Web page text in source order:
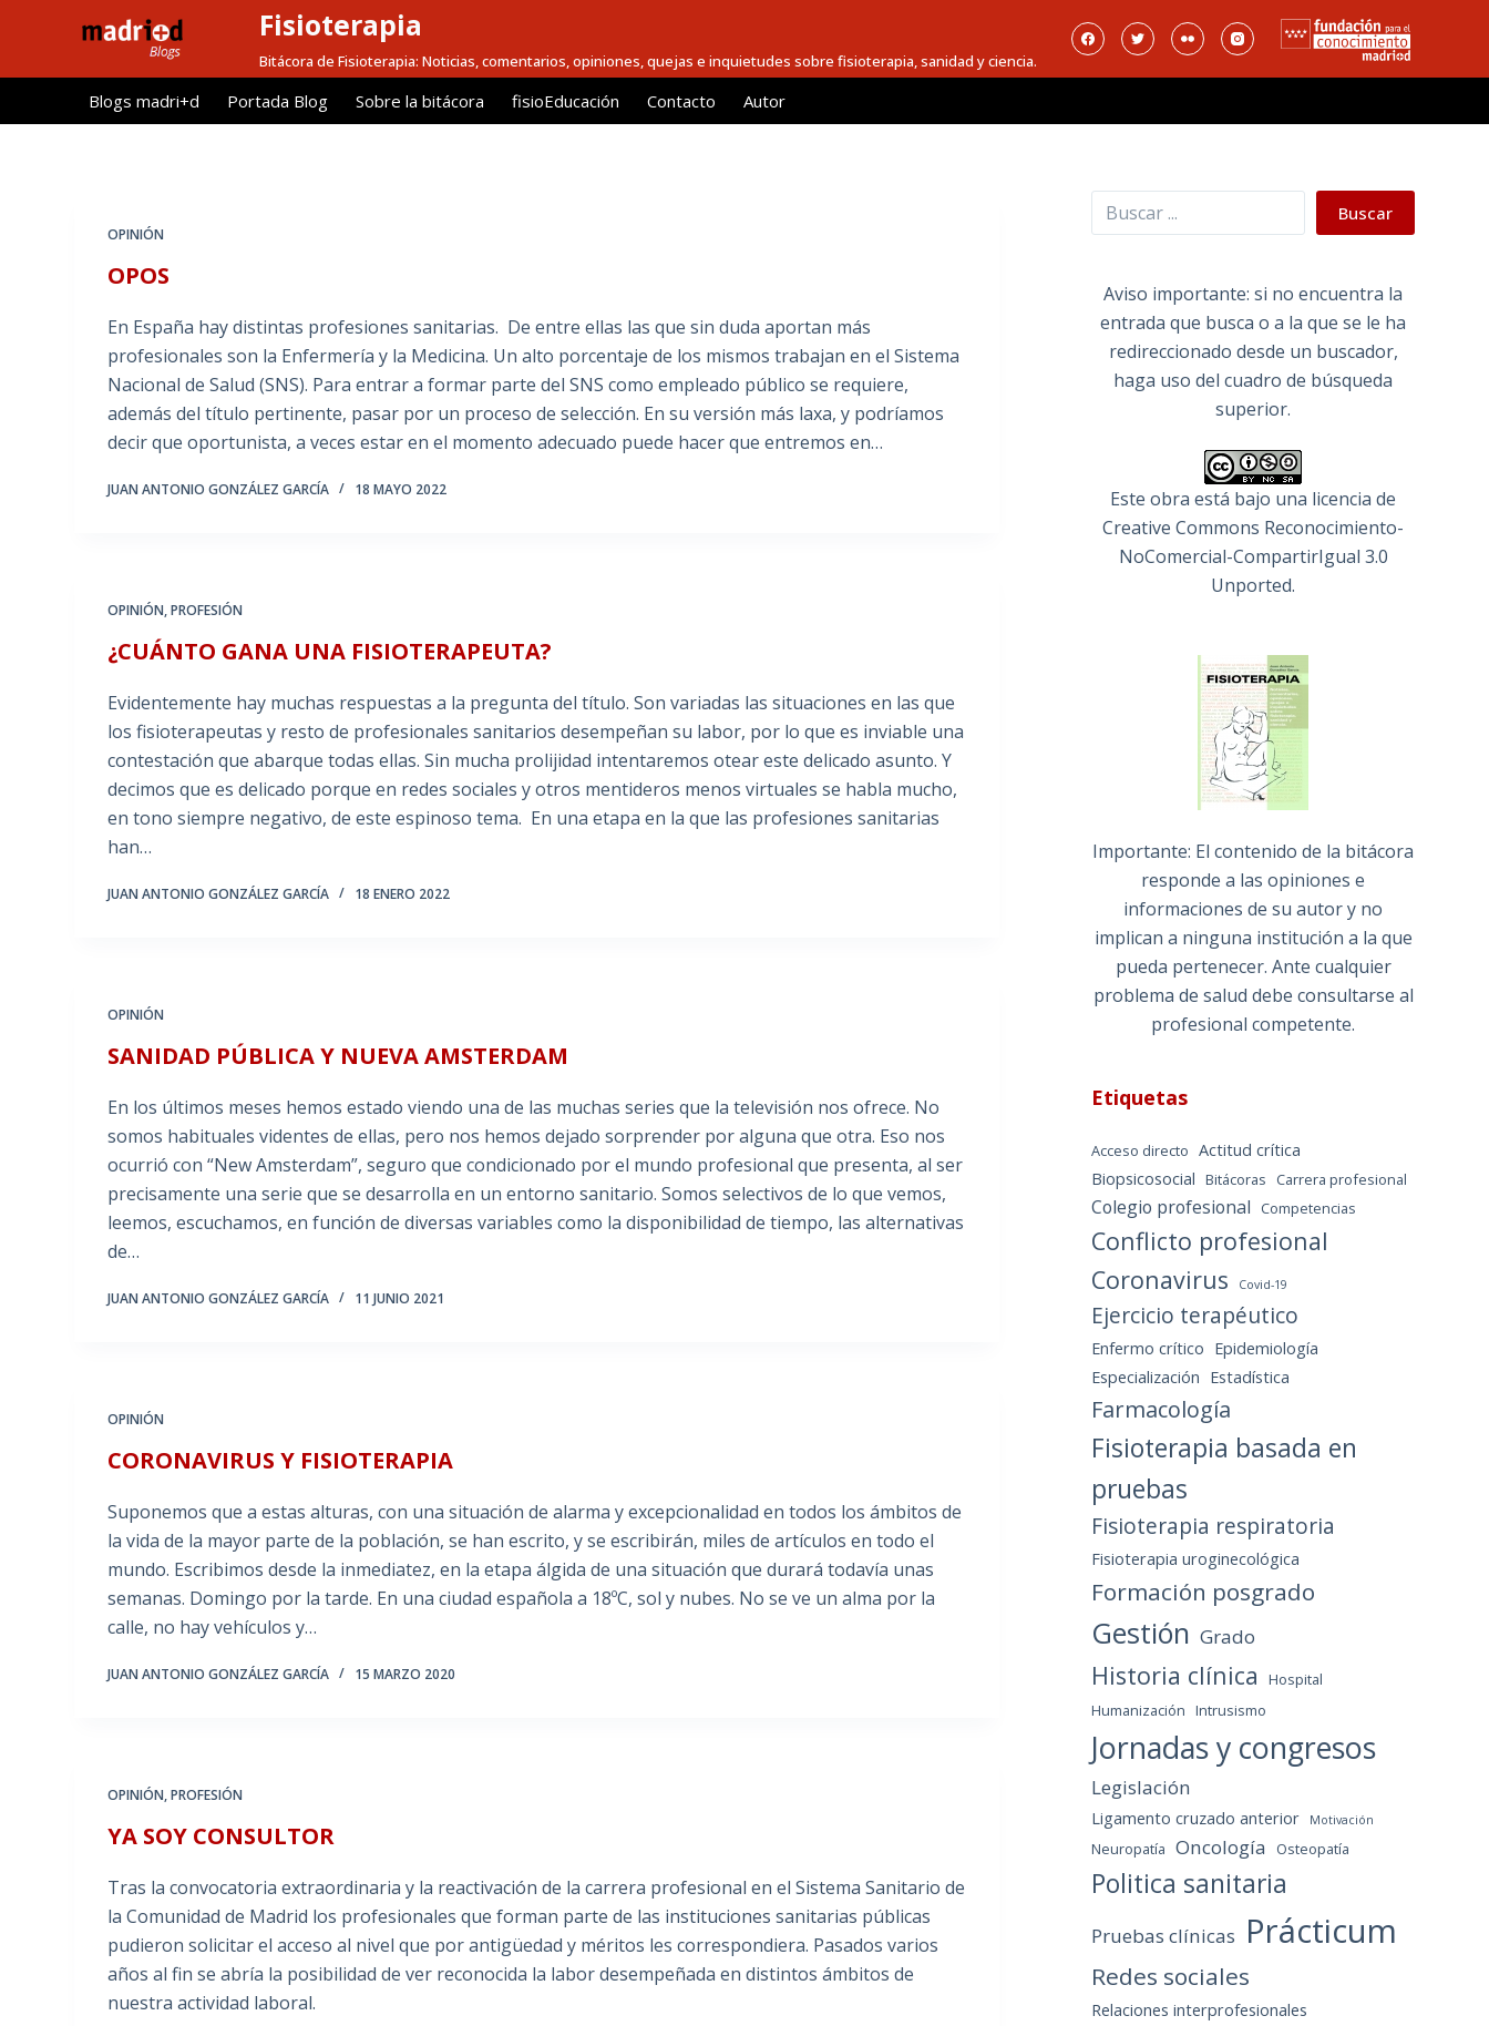
l
Fisioterapia
Bitácora de Fisioterapia: Noticias, comentarios, opiniones, quejas e inquietudes sobre fisioterapia, sanidad y ciencia.
Blogs madri+d Portada Blog Sobre la bitácora fisioEducación Contacto Autor
OPINIÓN
OPOS
En España hay distintas profesiones sanitarias. De entre ellas las que sin duda aportan más
profesionales son la Enfermería y la Medicina. Un alto porcentaje de los mismos trabajan en el Sistema
Nacional de Salud (SNS). Para entrar a formar parte del SNS como empleado público se requiere,
además del título pertinente, pasar por un proceso de selección. En su versión más laxa, y podríamos
decir que oportunista, a veces estar en el momento adecuado puede hacer que entremos en…
JUAN ANTONIO GONZÁLEZ GARCÍA 18 MAYO 2022
OPINIÓN,PROFESIÓN
¿CUÁNTO GANA UNA FISIOTERAPEUTA?
Evidentemente hay muchas respuestas a la pregunta del título. Son variadas las situaciones en las que
los fisioterapeutas y resto de profesionales sanitarios desempeñan su labor, por lo que es inviable una
contestación que abarque todas ellas. Sin mucha prolijidad intentaremos otear este delicado asunto. Y
decimos que es delicado porque en redes sociales y otros mentideros menos virtuales se habla mucho,
en tono siempre negativo, de este espinoso tema. En una etapa en la que las profesiones sanitarias
han…
JUAN ANTONIO GONZÁLEZ GARCÍA 18 ENERO 2022
OPINIÓN
SANIDAD PÚBLICA Y NUEVA AMSTERDAM
En los últimos meses hemos estado viendo una de las muchas series que la televisión nos ofrece. No
somos habituales videntes de ellas, pero nos hemos dejado sorprender por alguna que otra. Eso nos
ocurrió con “New Amsterdam”, seguro que condicionado por el mundo profesional que presenta, al ser
precisamente una serie que se desarrolla en un entorno sanitario. Somos selectivos de lo que vemos,
leemos, escuchamos, en función de diversas variables como la disponibilidad de tiempo, las alternativas
de…
JUAN ANTONIO GONZÁLEZ GARCÍA 11 JUNIO 2021
OPINIÓN
CORONAVIRUS Y FISIOTERAPIA
Suponemos que a estas alturas, con una situación de alarma y excepcionalidad en todos los ámbitos de
la vida de la mayor parte de la población, se han escrito, y se escribirán, miles de artículos en todo el
mundo. Escribimos desde la inmediatez, en la etapa álgida de una situación que durará todavía unas
semanas. Domingo por la tarde. En una ciudad española a 18ºC, sol y nubes. No se ve un alma por la
calle, no hay vehículos y…
JUAN ANTONIO GONZÁLEZ GARCÍA 15 MARZO 2020
OPINIÓN,PROFESIÓN
YA SOY CONSULTOR
Tras la convocatoria extraordinaria y la reactivación de la carrera profesional en el Sistema Sanitario de
la Comunidad de Madrid los profesionales que forman parte de las instituciones sanitarias públicas
pudieron solicitar el acceso al nivel que por antigüedad y méritos les correspondiera. Pasados varios
años al fin se abría la posibilidad de ver reconocida la labor desempeñada en distintos ámbitos de
nuestra actividad laboral.
Buscar Buscar
Aviso importante: si no encuentra la
entrada que busca o a la que se le ha
redireccionado desde un buscador,
haga uso del cuadro de búsqueda
superior.
Este obra está bajo una licencia de
Creative Commons Reconocimiento-
NoComercial-CompartirIgual 3.0
Unported.
Importante: El contenido de la bitácora
responde a las opiniones e
informaciones de su autor y no
implican a ninguna institución a la que
pueda pertenecer. Ante cualquier
problema de salud debe consultarse al
profesional competente.
Etiquetas
Acceso directo Actitud crítica
Biopsicosocial Bitácoras Carrera profesional
Colegio profesional Competencias
Conflicto profesional
Coronavirus
Covid-19
Ejercicio terapéutico
Enfermo crítico Epidemiología
Especialización Estadística
Farmacología
Fisioterapia basada en
pruebas
Fisioterapia respiratoria
Fisioterapia uroginecológica
Formación posgrado
Gestión Grado
Historia clínica
Hospital
Humanización Intrusismo
Jornadas y congresos
Legislación
Ligamento cruzado anterior Motivación
Neuropatía Oncología Osteopatía
Politica sanitaria
Pruebas clínicas Prácticum
Redes sociales
Relaciones interprofesionales